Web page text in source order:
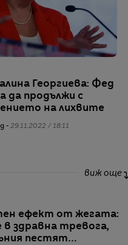
Георгиева: Фед
да продължи с
на лихвите
- 29.11.2022 / 18:11
виж още
ефект от жегата:
в здравна тревога,
пестят